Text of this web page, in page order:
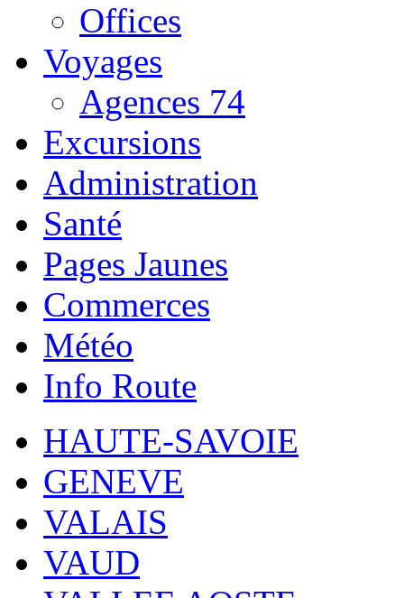
Offices
Voyages
Agences 74
Excursions
Administration
Santé
Pages Jaunes
Commerces
Météo
Info Route
HAUTE-SAVOIE
GENEVE
VALAIS
VAUD